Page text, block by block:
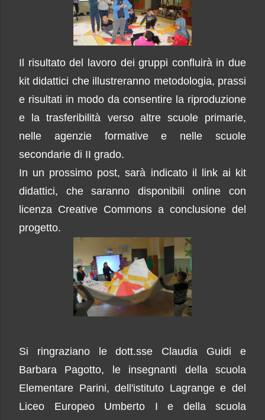
Il risultato del lavoro dei gruppi confluirà in due
kit didattici che illustreranno metodologia, prassi
e risultati in modo da consentire la riproduzione
e la trasferibilità verso altre scuole primarie,
nelle agenzie formative e nelle scuole
secondarie di II grado.
In un prossimo post, sarà indicato il link ai kit
didattici, che saranno disponibili online con
licenza Creative Commons a conclusione del
progetto.
Si ringraziano le dott.sse Claudia Guidi e
Barbara Pagotto, le insegnanti della scuola
Elementare Parini, dell'istituto Lagrange e del
Liceo EuropeoUmberto I e della scuola